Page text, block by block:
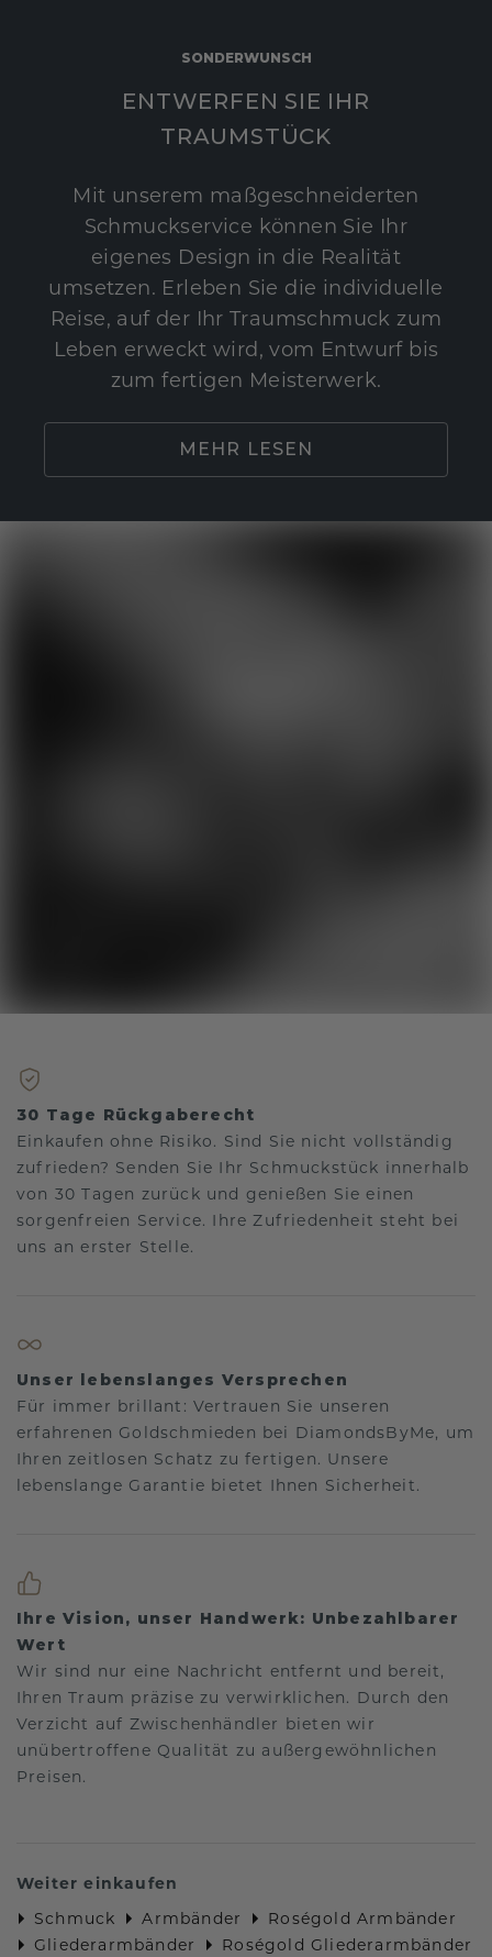
SONDERWUNSCH
ENTWERFEN SIE IHR
TRAUMSTÜCK
Mit unserem maßgeschneiderten
Schmuckservice können Sie Ihr
eigenes Design in die Realität
umsetzen. Erleben Sie die individuelle
Reise, auf der Ihr Traumschmuck zum
Leben erweckt wird, vom Entwurf bis
zum fertigen Meisterwerk.
MEHR LESEN
30 Tage Rückgaberecht
Einkaufen ohne Risiko. Sind Sie nicht vollständig
zufrieden? Senden Sie Ihr Schmuckstück innerhalb
von 30 Tagen zurück und genießen Sie einen
sorgenfreien Service. Ihre Zufriedenheit steht bei
uns an erster Stelle.
Unser lebenslanges Versprechen
Für immer brillant: Vertrauen Sie unseren
erfahrenen Goldschmieden bei DiamondsByMe, um
Ihren zeitlosen Schatz zu fertigen. Unsere
lebenslange Garantie bietet Ihnen Sicherheit.
Ihre Vision, unser Handwerk: Unbezahlbarer
Wert
Wir sind nur eine Nachricht entfernt und bereit,
Ihren Traum präzise zu verwirklichen. Durch den
Verzicht auf Zwischenhändler bieten wir
unübertroffene Qualität zu außergewöhnlichen
Preisen.
Weiter einkaufen
Schmuck
Armbänder
Roségold Armbänder
Gliederarmbänder
Roségold Gliederarmbänder